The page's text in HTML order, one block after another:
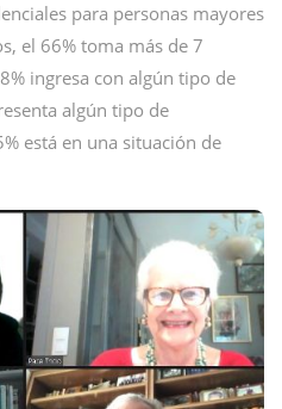
para personas mayores
el 66% toma más de 7
ingresa con algún tipo de
algún tipo de
está en una situación de